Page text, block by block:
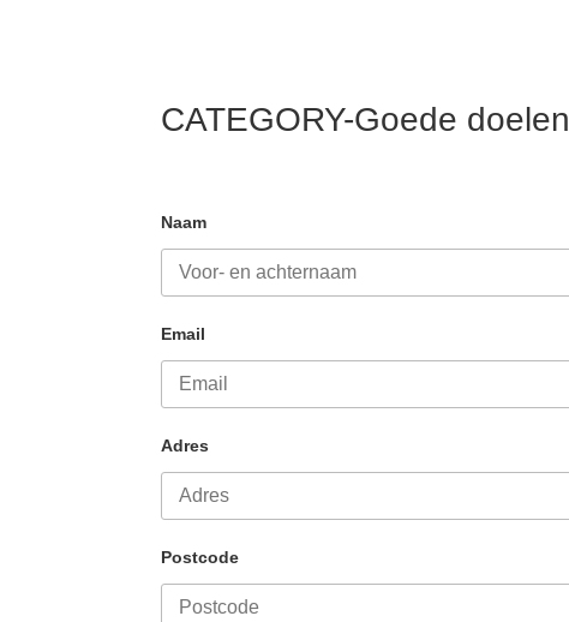
CATEGORY-Goede doelen
Naam
Email
Adres
Postcode